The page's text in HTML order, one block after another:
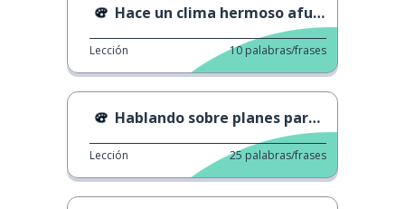
Hace un clima hermoso afuera
Lección 10 palabras/frases
Hablando sobre planes para el fin de semana
Lección 25 palabras/frases